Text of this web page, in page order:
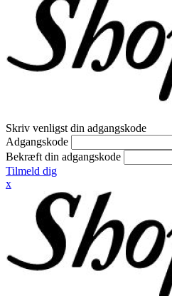
Skriv venligst din adgangskode
Adgangskode
Bekræft din adgangskode
Tilmeld dig
x